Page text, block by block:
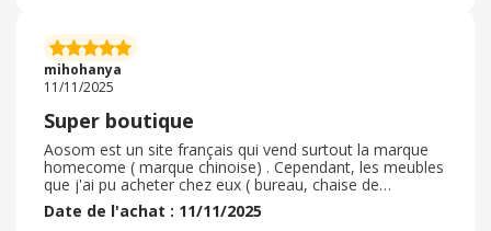
un choix en toute confiance. En ce qui concerne les prix,
j’ai trouvé qu’ils étaient vraiment compétitifs par rapport
à d’autres sites similaires. On y trouve régulièrement des
promotions intéressantes, ce qui rend les produits
encore plus attractifs. Le processus de commande est
simple et intuitif, et le paiement se fait de manière
sécurisée, ce qui est rassurant. La livraison s’est
déroulée sans le moindre souci : le colis est arrivé
rapidement, bien emballé et en parfait état. Je
recommande.
mihohanya
11/11/2025
Super boutique
Aosom est un site français qui vend surtout la marque
homecome ( marque chinoise) . Cependant, les meubles
que j'ai pu acheter chez eux ( bureau, chaise de
bureau...) ont un rapport qualité prix imbattable !
J'apprécie énormément la livraison ultra rapide ! ! Votre
Date de l'achat : 11/11/2025